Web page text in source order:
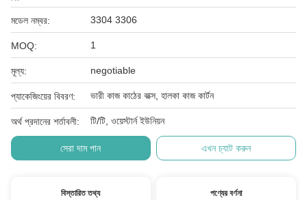
মডেল নম্বর: 3304 3306
MOQ: 1
মূল্য: negotiable
প্যাকেজিংয়ের বিবরণ: ভারী কাজ কাঠের বাক্স, হালকা কাজ কার্টন
অর্থ প্রদানের শর্তাবলী: টি/টি, ওয়েস্টার্ন ইউনিয়ন
সেরা দাম পান এখন চ্যাট করুন
বিস্তারিত তথ্য পণ্যের বর্ণনা